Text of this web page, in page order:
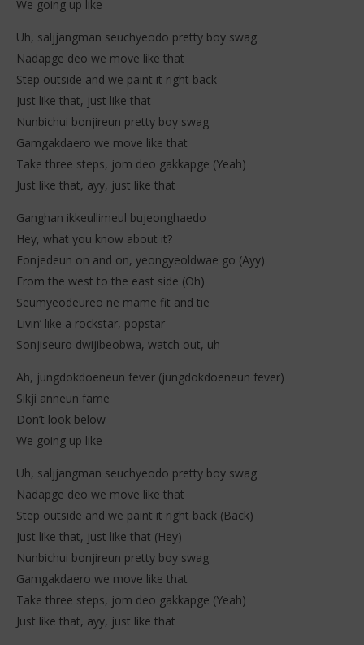
We going up like
Uh, saljjangman seuchyeodo pretty boy swag
Nadapge deo we move like that
Step outside and we paint it right back
Just like that, just like that
Nunbichui bonjireun pretty boy swag
Gamgakdaero we move like that
Take three steps, jom deo gakkapge (Yeah)
Just like that, ayy, just like that
Ganghan ikkeullimeul bujeonghaedo
Hey, what you know about it?
Eonjedeun on and on, yeongyeoldwae go (Ayy)
From the west to the east side (Oh)
Seumyeodeureo ne mame fit and tie
Livin’ like a rockstar, popstar
Sonjiseuro dwijibeobwa, watch out, uh
Ah, jungdokdoeneun fever (jungdokdoeneun fever)
Sikji anneun fame
Don’t look below
We going up like
Uh, saljjangman seuchyeodo pretty boy swag
Nadapge deo we move like that
Step outside and we paint it right back (Back)
Just like that, just like that (Hey)
Nunbichui bonjireun pretty boy swag
Gamgakdaero we move like that
Take three steps, jom deo gakkapge (Yeah)
Just like that, ayy, just like that